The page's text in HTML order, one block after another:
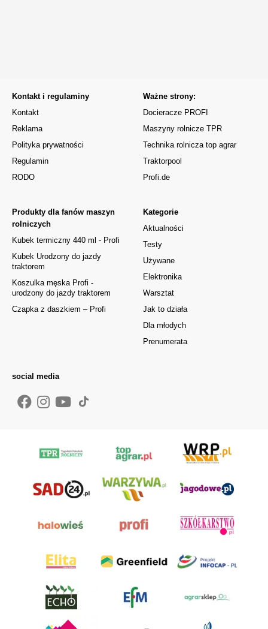
Kontakt i regulaminy
Kontakt
Reklama
Polityka prywatności
Regulamin
RODO
Kategorie
Aktualności
Testy
Używane
Elektronika
Warsztat
Jak to działa
Dla młodych
Prenumerata
Produkty dla fanów maszyn
rolniczych
Kubek termiczny 440 ml - Profi
Kubek Urodzony do jazdy
traktorem
Koszulka męska Profi -
urodzony do jazdy traktorem
Czapka z daszkiem – Profi
Ważne strony:
Docieracze PROFI
Maszyny rolnicze TPR
Technika rolnicza top agrar
Traktorpool
Profi.de
social media